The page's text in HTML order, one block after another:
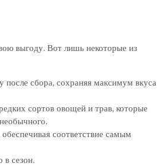
выгоду. Вот лишь некоторые из
сбора, сохраняя максимум вкуса
сортов овощей и трав, которые
соответствие самым
сезон.